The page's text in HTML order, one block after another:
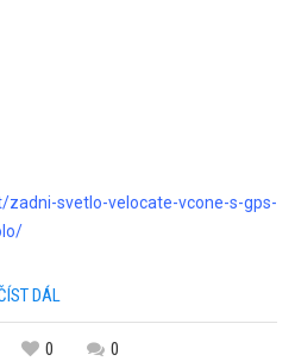
svetlo-velocate-vcone-s-gps-
DÁL
0 0